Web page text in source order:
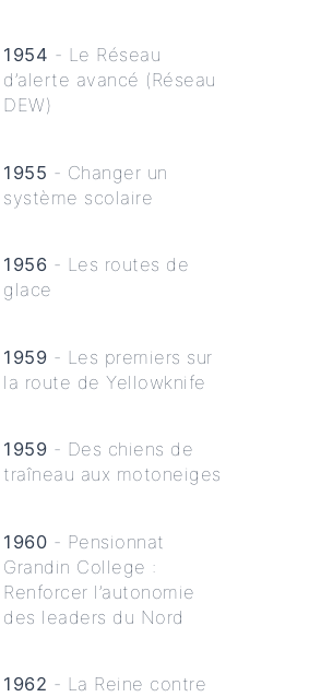
1954 - Le Réseau
d’alerte avancé (Réseau
DEW)
1955 - Changer un
système scolaire
1956 - Les routes de
glace
1959 - Les premiers sur
la route de Yellowknife
1959 - Des chiens de
traîneau aux motoneiges
1960 - Pensionnat
Grandin College :
Renforcer l’autonomie
des leaders du Nord
1962 - La Reine contre